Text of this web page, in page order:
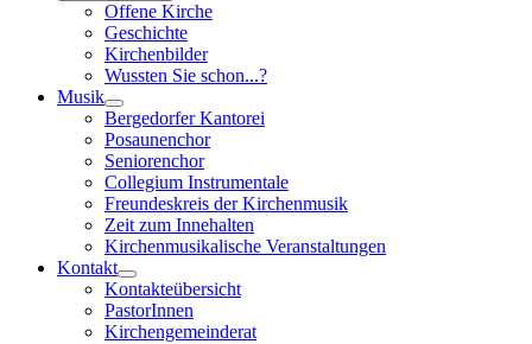
Offene Kirche
Geschichte
Kirchenbilder
Wussten Sie schon...?
Musik
Bergedorfer Kantorei
Posaunenchor
Seniorenchor
Collegium Instrumentale
Freundeskreis der Kirchenmusik
Zeit zum Innehalten
Kirchenmusikalische Veranstaltungen
Kontakt
Kontakteübersicht
PastorInnen
Kirchengemeinderat